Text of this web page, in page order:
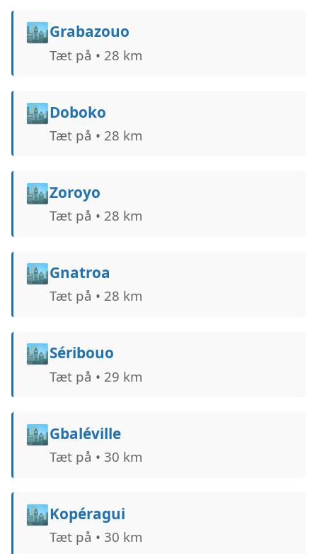
🏙️Grabazouo
Tæt på • 28 km
🏙️Doboko
Tæt på • 28 km
🏙️Zoroyo
Tæt på • 28 km
🏙️Gnatroa
Tæt på • 28 km
🏙️Séribouo
Tæt på • 29 km
🏙️Gbaléville
Tæt på • 30 km
🏙️Kopéragui
Tæt på • 30 km